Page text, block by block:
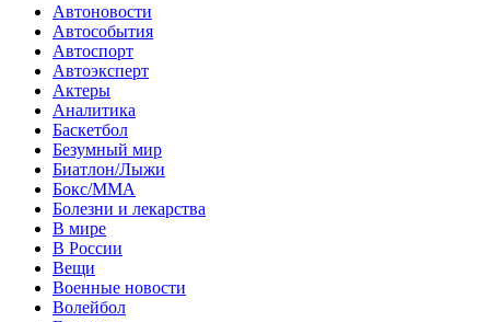
Автоновости
Автособытия
Автоспорт
Автоэксперт
Актеры
Аналитика
Баскетбол
Безумный мир
Биатлон/Лыжи
Бокс/MMA
Болезни и лекарства
В мире
В России
Вещи
Военные новости
Волейбол